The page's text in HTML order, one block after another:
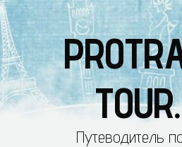
Путеводитель